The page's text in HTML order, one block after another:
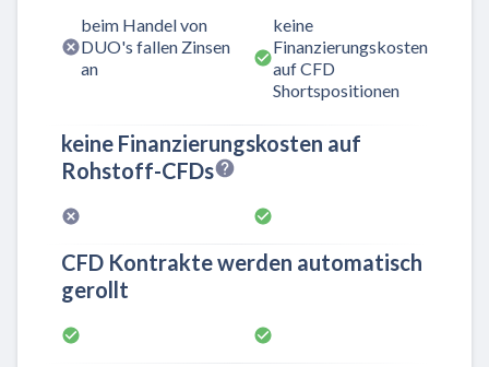
beim Handel von
DUO's fallen Zinsen
an
keine
Finanzierungskosten
auf CFD
Shortspositionen
keine Finanzierungskosten auf
Rohstoff-CFDs
CFD Kontrakte werden automatisch
gerollt